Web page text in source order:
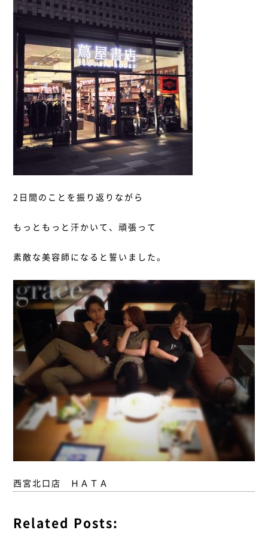
2日間のことを振り返りながら
もっともっと汗かいて、頑張って
素敵な美容師になると誓いました。
西宮北口店 ＨＡＴＡ
Related Posts: